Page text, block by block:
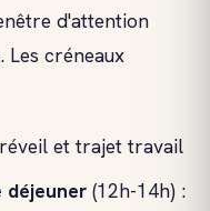
d'attention
. Les créneaux
et trajet travail
déjeuner (12h-14h) :